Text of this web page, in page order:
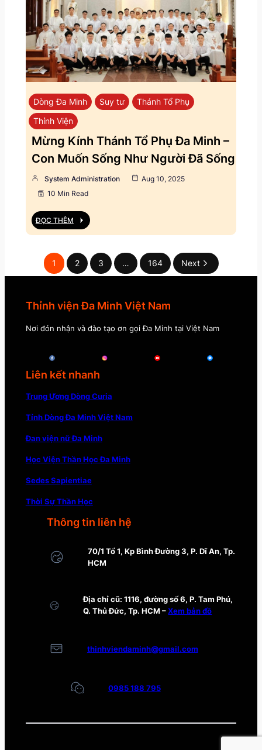
Dòng Đa Minh Suy tư
Thánh Tổ Phụ
Thỉnh Viện
Mừng Kính Thánh Tổ Phụ Đa Minh –
Con Muốn Sống Như Người Đã Sống
System Administration
Aug 10, 2025
10 Min Read
ĐỌC THÊM
1 2 3 … 164 Next
Thỉnh viện Đa Minh Việt Nam
Nơi đón nhận và đào tạo ơn gọi Đa Minh tại Việt Nam
Liên kết nhanh
Trung Ương Dòng Curia
Tỉnh Dòng Đa Minh Việt Nam
Đan viện nữ Đa Minh
Học Viện Thần Học Đa Minh
Sedes Sapientiae
Thời Sự Thần Học
Thông tin liên hệ
70/1 Tổ 1, Kp Bình Đường 3, P. Dĩ An, Tp.
HCM
Địa chỉ cũ: 1116, đường số 6, P. Tam Phú,
Q. Thủ Đức, Tp. HCM –Xem bản đồ
thinhviendaminh@gmail.com
0985 188 795